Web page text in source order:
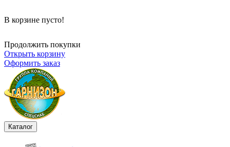
В корзине пусто!
Продолжить покупки
Открыть корзину
Оформить заказ
Каталог